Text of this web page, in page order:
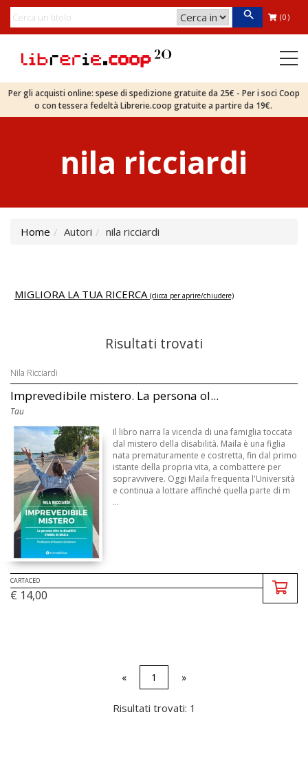
(0)
Per gli acquisti online: spese di spedizione gratuite da 25€ - Per i soci Coop
o con tessera fedeltà Librerie.coop gratuite a partire da 19€.
nila ricciardi
Home Autori nila ricciardi
MIGLIORA LA TUA RICERCA (clicca per aprire/chiudere)
Risultati trovati
Nila Ricciardi
Imprevedibile mistero. La persona ol...
Tau
Il libro narra la vicenda di una famiglia toccata
dal mistero della disabilità. Maila è una figlia
nata prematuramente e costretta, fin dal primo
istante della propria vita, a combattere per
sopravvivere. Oggi Maila frequenta l'Università
e continua a lottare affinché quella parte di m
...
CARTACEO
€ 14,00
« 1 »
Risultati trovati: 1